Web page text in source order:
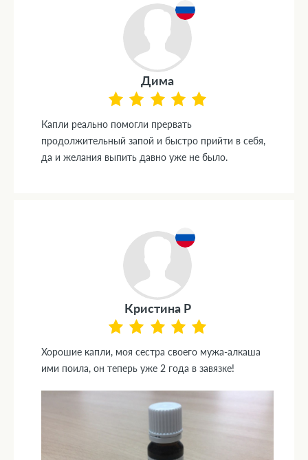
Дима
Капли реально помогли прервать
продолжительный запой и быстро прийти в себя,
да и желания выпить давно уже не было.
Кристина Р
Хорошие капли, моя сестра своего мужа-алкаша
ими поила, он теперь уже 2 года в завязке!